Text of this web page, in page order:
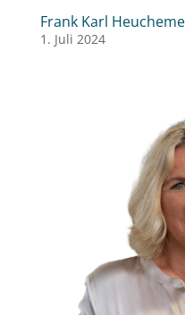
Frank Karl
1. Juli 2024